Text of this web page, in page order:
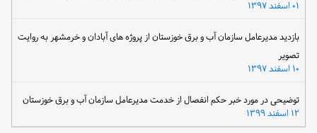
بازدید مدیرعامل سازمان آب و برق خوزستان از پروژه های آبادان و خرمشهر به روایت
تصویر
توضیحی در مورد خبر حکم انفصال از خدمت مدیرعامل سازمان آب و برق خوزستان
۱۲ اسفند ۱۳۹۹